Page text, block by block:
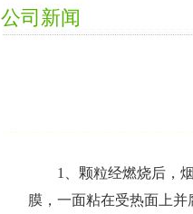
公司新闻
1、颗粒经燃烧后，
膜，一面粘在受热面上